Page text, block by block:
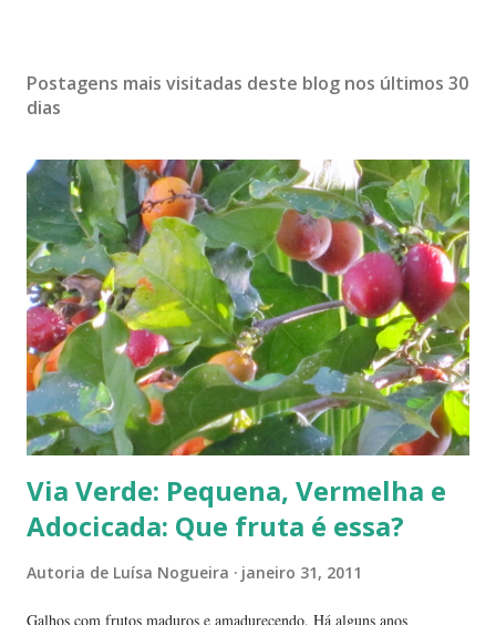
Postagens mais visitadas deste blog nos últimos 30
dias
Via Verde: Pequena, Vermelha e
Adocicada: Que fruta é essa?
Autoria de Luísa Nogueira janeiro 31, 2011
Galhos com frutos maduros e amadurecendo. Há alguns anos